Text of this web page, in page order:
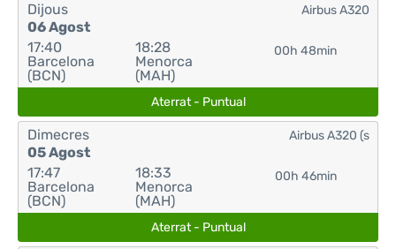
Dijous
06 Agost
17:40
Barcelona
(BCN)
18:28
Menorca
(MAH)
00h 48min
Airbus A320
Aterrat - Puntual
Dimecres
05 Agost
17:47
Barcelona
(BCN)
18:33
Menorca
(MAH)
00h 46min
Airbus A320 (s
Aterrat - Puntual